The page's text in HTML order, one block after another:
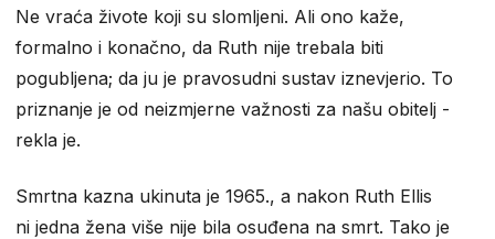
Ne vraća živote koji su slomljeni. Ali ono kaže,
formalno i konačno, da Ruth nije trebala biti
pogubljena; da ju je pravosudni sustav iznevjerio. To
priznanje je od neizmjerne važnosti za našu obitelj -
rekla je.
Smrtna kazna ukinuta je 1965., a nakon Ruth Ellis
ni jedna žena više nije bila osuđena na smrt. Tako je